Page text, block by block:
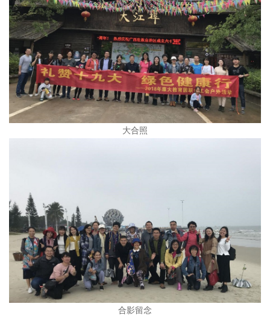
大合照
合影留念